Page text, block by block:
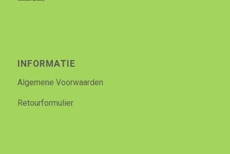
INFORMATIE
Algemene Voorwaarden
Retourformulier